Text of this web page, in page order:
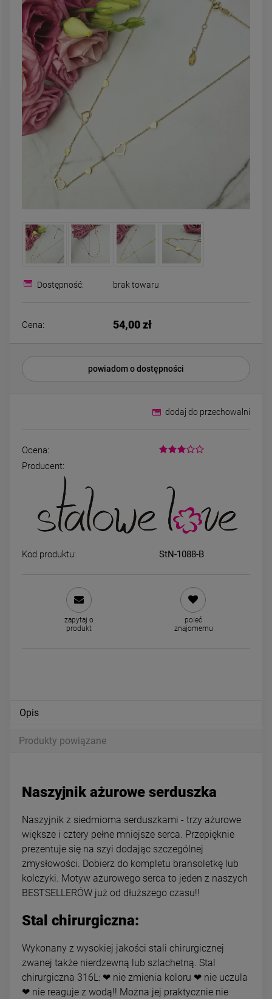
DO KOSZYKA zobacz więcej
Bransoletka srebrna STAL
CHIRURGICZNA
STAL CHIRURGICZNA
okrągła złote kulki perły
49,00 zł
Naszyjnik STAL
trzy ażurowe koniczyny
49,00 zł
Dostępność: brak towaru
Cena: 54,00 zł
powiadom o dostępności
dodaj do przechowalni
Ocena:
Producent:
Kod produktu: StN-1088-B
zapytaj o
produkt
poleć
znajomemu
Opis
Produkty powiązane
Naszyjnik ażurowe serduszka
Naszyjnik z siedmioma serduszkami - trzy ażurowe
większe i cztery pełne mniejsze serca. Przepięknie
prezentuje się na szyi dodając szczególnej
zmysłowości. Dobierz do kompletu bransoletkę lub
kolczyki. Motyw ażurowego serca to jeden z naszych
BESTSELLERÓW już od dłuższego czasu!!
Stal chirurgiczna:
Wykonany z wysokiej jakości stali chirurgicznej
zwanej także nierdzewną lub szlachetną. Stal
chirurgiczna 316L: ❤ nie zmienia koloru ❤ nie uczula
❤ nie reaguje z wodą!! Można jej praktycznie nie